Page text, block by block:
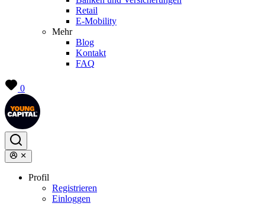
Retail
E-Mobility
Mehr
Blog
Kontakt
FAQ
0
Profil
Registrieren
Einloggen